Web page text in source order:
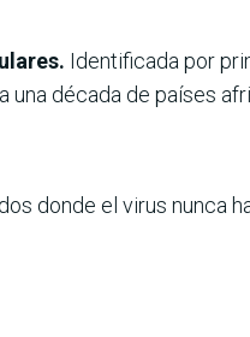
Identificada por
década de países
donde el virus nunca